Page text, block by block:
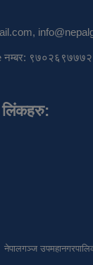
,
९७०२६९७७७२
लिंकहरु: